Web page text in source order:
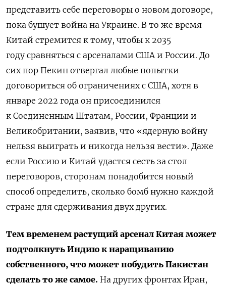
представить себе переговоры о новом договоре,
пока бушует война на Украине. В то же время
Китай стремится к тому, чтобы к 2035
году сравняться с арсеналами США и России. До
сих пор Пекин отвергал любые попытки
договориться об ограничениях с США, хотя в
январе 2022 года он присоединился
к Соединенным Штатам, России, Франции и
Великобритании, заявив, что «ядерную войну
нельзя выиграть и никогда нельзя вести». Даже
если Россию и Китай удастся сесть за стол
переговоров, сторонам понадобится новый
способ определить, сколько бомб нужно каждой
стране для сдерживания двух других.
Тем временем растущий арсенал Китая может
подтолкнуть Индию к наращиванию
собственного, что может побудить Пакистан
сделать то же самое. На других фронтах Иран,